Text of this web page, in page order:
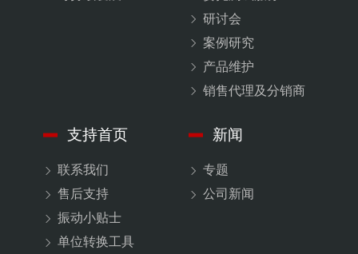
研讨会
案例研究
产品维护
销售代理及分销商
支持首页
联系我们
售后支持
振动小贴士
单位转换工具
新闻
专题
公司新闻